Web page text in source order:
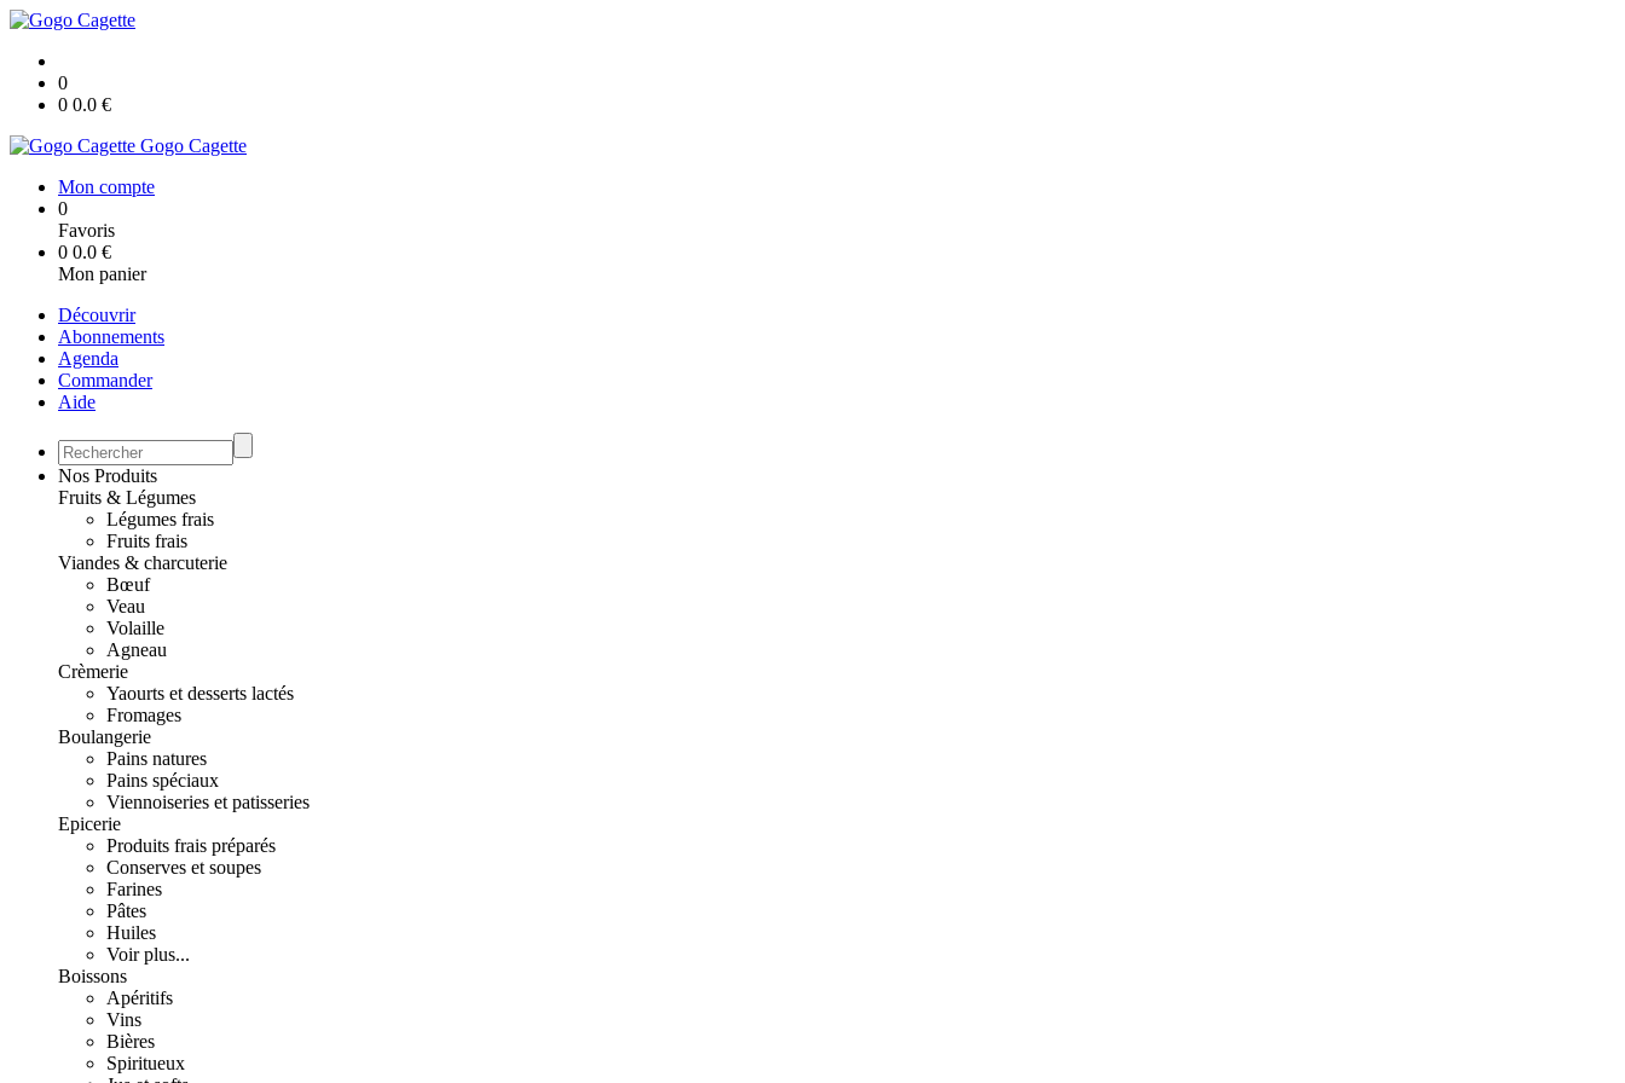
0
0 0.0 €
Gogo Cagette
Mon compte
0
Favoris
0 0.0 €
Mon panier
Découvrir
Abonnements
Agenda
Commander
Aide
Nos Produits
Fruits & Légumes
Légumes frais
Fruits frais
Viandes & charcuterie
Bœuf
Veau
Volaille
Agneau
Crèmerie
Yaourts et desserts lactés
Fromages
Boulangerie
Pains natures
Pains spéciaux
Viennoiseries et patisseries
Epicerie
Produits frais préparés
Conserves et soupes
Farines
Pâtes
Huiles
Voir plus...
Boissons
Apéritifs
Vins
Bières
Spiritueux